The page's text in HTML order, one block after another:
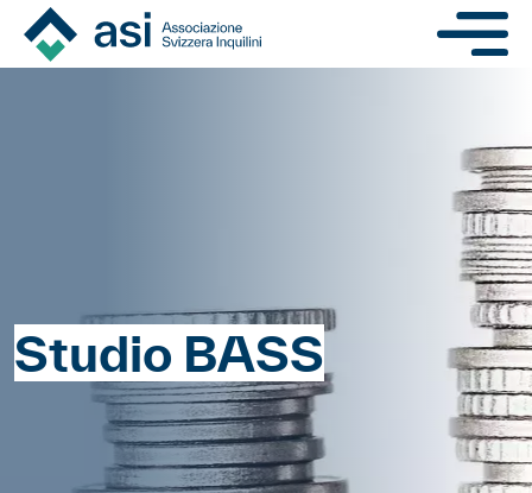
Salta al contenuto
Studio BASS